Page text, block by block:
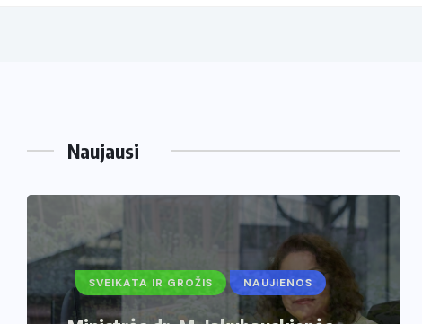
Naujausi
SVEIKATA IR GROŽIS NAUJIENOS